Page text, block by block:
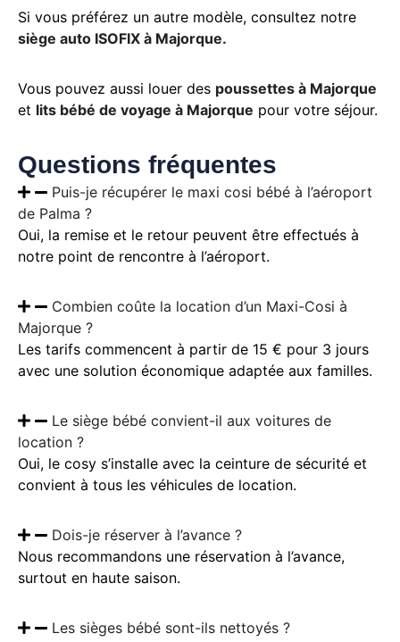
Si vous préférez un autre modèle, consultez notre
siège auto ISOFIX à Majorque.
Vous pouvez aussi louer des poussettes à Majorque
et lits bébé de voyage à Majorque pour votre séjour.
Questions fréquentes
Puis-je récupérer le maxi cosi bébé à l’aéroport
de Palma ?
Oui, la remise et le retour peuvent être effectués à
notre point de rencontre à l’aéroport.
Combien coûte la location d’un Maxi-Cosi à
Majorque ?
Les tarifs commencent à partir de 15 € pour 3 jours
avec une solution économique adaptée aux familles.
Le siège bébé convient-il aux voitures de
location ?
Oui, le cosy s’installe avec la ceinture de sécurité et
convient à tous les véhicules de location.
Dois-je réserver à l’avance ?
Nous recommandons une réservation à l’avance,
surtout en haute saison.
Les sièges bébé sont-ils nettoyés ?